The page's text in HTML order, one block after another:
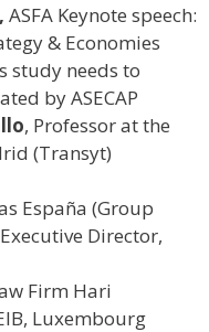
ASFA Keynote speech:
& Economies
study needs to
by ASECAP
, Professor at the
(Transyt)
España (Group
Director,
Firm Hari
Luxembourg